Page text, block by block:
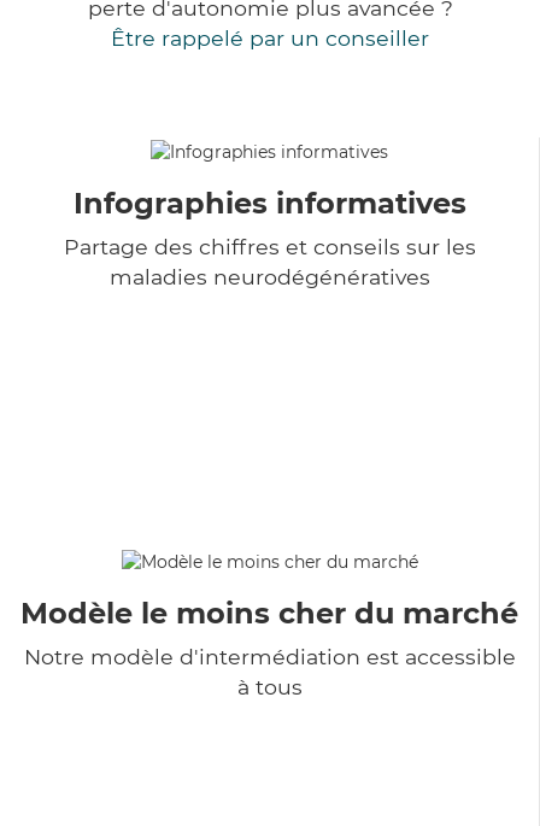
perte d'autonomie plus avancée ?
Être rappelé par un conseiller
Infographies informatives
Partage des chiffres et conseils sur les
maladies neurodégénératives
Modèle le moins cher du marché
Notre modèle d'intermédiation est accessible
à tous